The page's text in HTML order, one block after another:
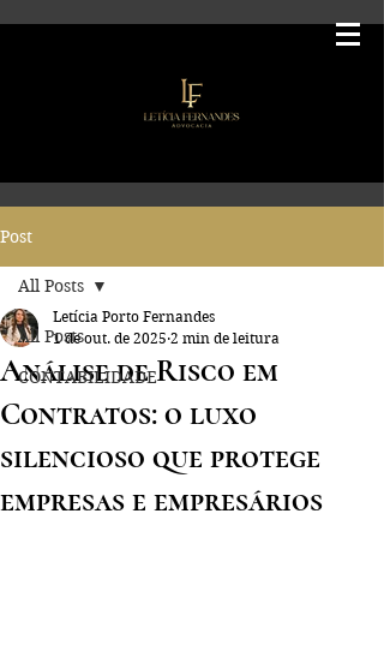
Post
All Posts
CONTABILIDADE
All Posts
Análise de Risco em
Contratos: o luxo
silencioso que protege
empresas e empresários
Letícia Porto Fernandes
1 de out. de 2025 2 min de leitura